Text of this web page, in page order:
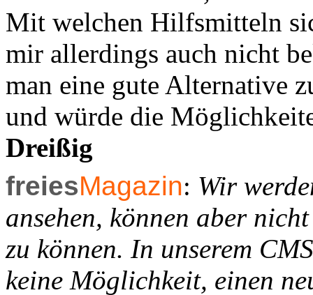
Mit welchen Hilfsmitteln
mir allerdings auch nicht
man eine gute Alternative
und würde die
Dreißig
freiesMagazin: Wir
ansehen, können aber
zu können. In unserem
keine Möglichkeit, einen